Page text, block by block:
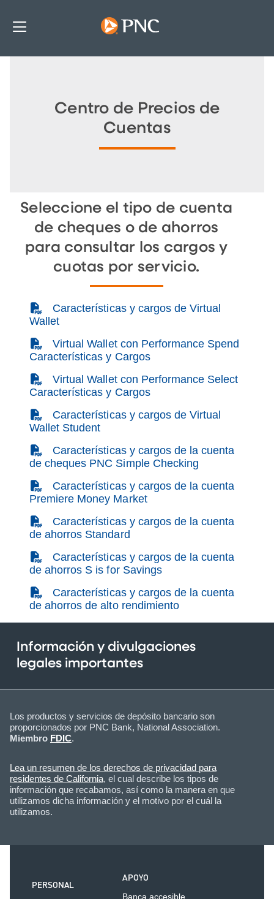
Centro de Precios de
Cuentas
Seleccione el tipo de cuenta
de cheques o de ahorros
para consultar los cargos y
cuotas por servicio.
(PDF)
Características y cargos de Virtual
Wallet
(PDF)
Virtual Wallet con Performance Spend
Características y Cargos
(PDF)
Virtual Wallet con Performance Select
Características y Cargos
(PDF)
Características y cargos de Virtual
Wallet Student
(PDF)
Características y cargos de la cuenta
de cheques PNC Simple Checking
(PDF)
Características y cargos de la cuenta
Premiere Money Market
(PDF)
Características y cargos de la cuenta
de ahorros Standard
(PDF)
Características y cargos de la cuenta
de ahorros S is for Savings
(PDF)
Características y cargos de la cuenta
de ahorros de alto rendimiento
Información y divulgaciones
legales importantes
Los productos y servicios de depósito bancario son
proporcionados por PNC Bank, National Association.
Miembro FDIC.
Lea un resumen de los derechos de privacidad para
residentes de California, el cual describe los tipos de
información que recabamos, así como la manera en que
utilizamos dicha información y el motivo por el cuál la
utilizamos.
PERSONAL
APOYO
Banca accesible